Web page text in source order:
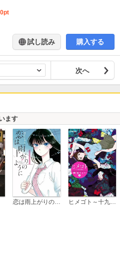
試し読み 購入する
次へ
ます
恋は雨上がりのように ヒメゴト～十九歳の制服～